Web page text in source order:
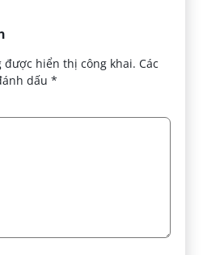
được hiển thị công khai. Các
dấu*